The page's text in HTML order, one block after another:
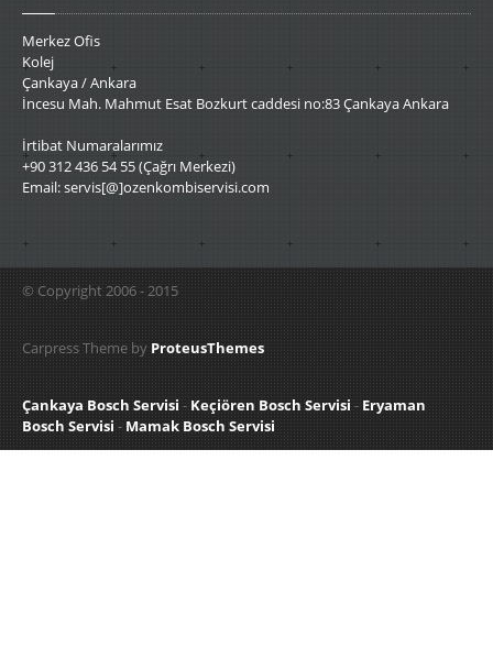
Merkez Ofis
Kolej
Çankaya / Ankara
İncesu Mah. Mahmut Esat Bozkurt caddesi no:83 Çankaya Ankara
İrtibat Numaralarımız
+90 312 436 54 55 (Çağrı Merkezi)
Email: servis[@]ozenkombiservisi.com
© Copyright 2006 - 2015
Carpress Theme by ProteusThemes
Çankaya Bosch Servisi - Keçiören Bosch Servisi - Eryaman
Bosch Servisi - Mamak Bosch Servisi